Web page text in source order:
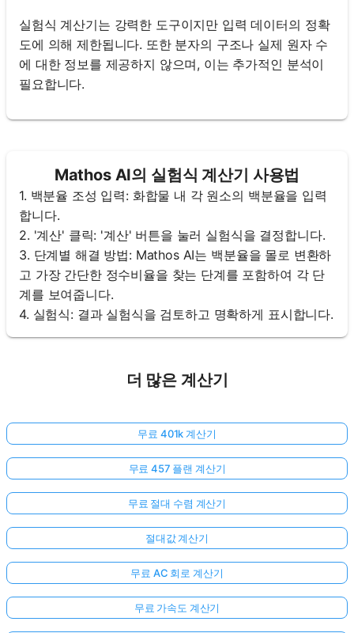
실험식 계산기는 강력한 도구이지만 입력 데이터의 정확
도에 의해 제한됩니다. 또한 분자의 구조나 실제 원자 수
에 대한 정보를 제공하지 않으며, 이는 추가적인 분석이
필요합니다.
Mathos AI의 실험식 계산기 사용법
1. 백분율 조성 입력: 화합물 내 각 원소의 백분율을 입력
합니다.
2. '계산' 클릭: '계산' 버튼을 눌러 실험식을 결정합니다.
3. 단계별 해결 방법: Mathos AI는 백분율을 몰로 변환하
고 가장 간단한 정수비율을 찾는 단계를 포함하여 각 단
계를 보여줍니다.
4. 실험식: 결과 실험식을 검토하고 명확하게 표시합니다.
더 많은 계산기
무료 401k 계산기
무료 457 플랜 계산기
무료 절대 수렴 계산기
절대값 계산기
무료 AC 회로 계산기
무료 가속도 계산기